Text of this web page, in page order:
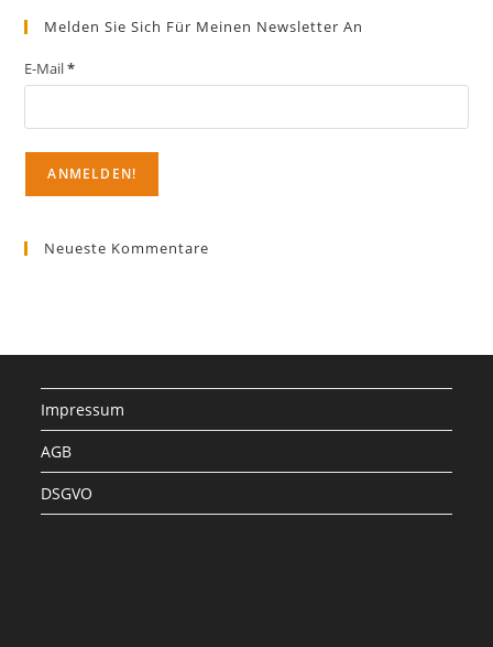
Melden Sie Sich Für Meinen Newsletter An
E-Mail*
Neueste Kommentare
Impressum
AGB
DSGVO